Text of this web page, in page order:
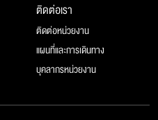
ติดต่อเรา
ติดต่อหน่วยงาน
แผนที่และการเดินทาง
บุคลากรหน่วยงาน